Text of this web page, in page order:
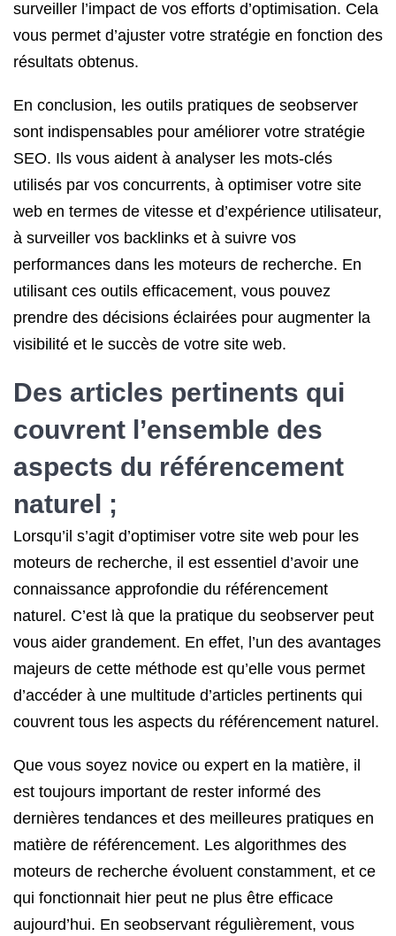
surveiller l’impact de vos efforts d’optimisation. Cela
vous permet d’ajuster votre stratégie en fonction des
résultats obtenus.
En conclusion, les outils pratiques de seobserver
sont indispensables pour améliorer votre stratégie
SEO. Ils vous aident à analyser les mots-clés
utilisés par vos concurrents, à optimiser votre site
web en termes de vitesse et d’expérience utilisateur,
à surveiller vos backlinks et à suivre vos
performances dans les moteurs de recherche. En
utilisant ces outils efficacement, vous pouvez
prendre des décisions éclairées pour augmenter la
visibilité et le succès de votre site web.
Des articles pertinents qui
couvrent l’ensemble des
aspects du référencement
naturel ;
Lorsqu’il s’agit d’optimiser votre site web pour les
moteurs de recherche, il est essentiel d’avoir une
connaissance approfondie du référencement
naturel. C’est là que la pratique du seobserver peut
vous aider grandement. En effet, l’un des avantages
majeurs de cette méthode est qu’elle vous permet
d’accéder à une multitude d’articles pertinents qui
couvrent tous les aspects du référencement naturel.
Que vous soyez novice ou expert en la matière, il
est toujours important de rester informé des
dernières tendances et des meilleures pratiques en
matière de référencement. Les algorithmes des
moteurs de recherche évoluent constamment, et ce
qui fonctionnait hier peut ne plus être efficace
aujourd’hui. En seobservant régulièrement, vous